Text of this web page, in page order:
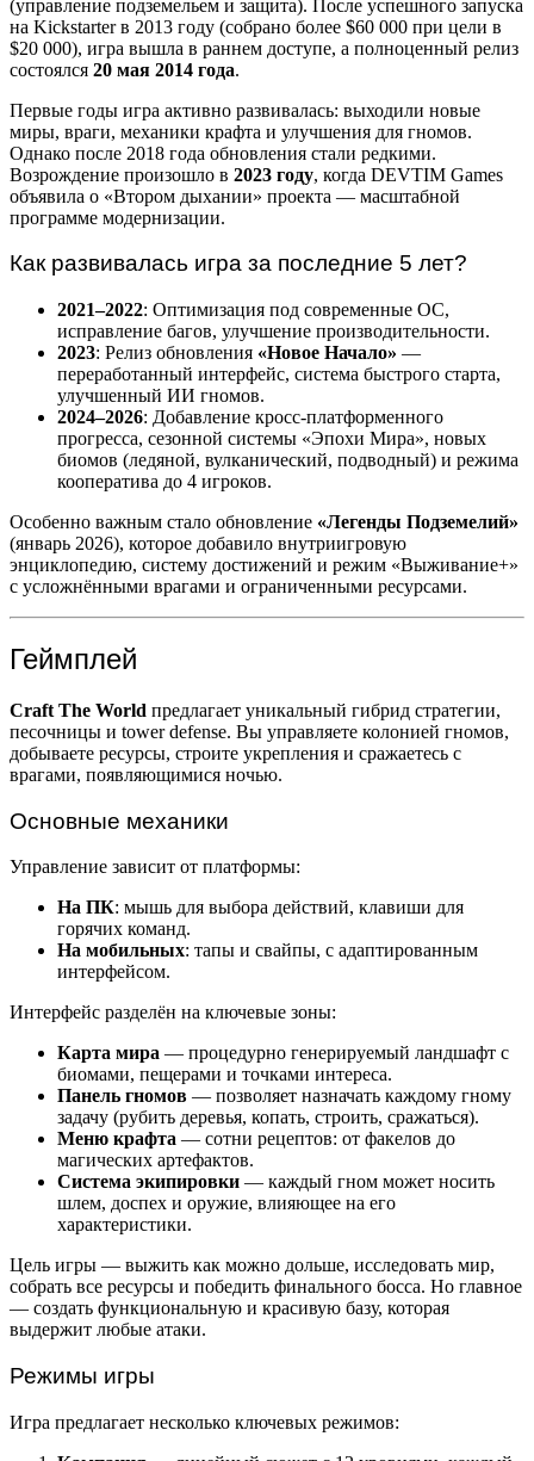
(управление подземельем и защита). После успешного запуска
на Kickstarter в 2013 году (собрано более $60 000 при цели в
$20 000), игра вышла в раннем доступе, а полноценный релиз
состоялся 20 мая 2014 года.
Первые годы игра активно развивалась: выходили новые
миры, враги, механики крафта и улучшения для гномов.
Однако после 2018 года обновления стали редкими.
Возрождение произошло в 2023 году, когда DEVTIM Games
объявила о «Втором дыхании» проекта — масштабной
программе модернизации.
Как развивалась игра за последние 5 лет?
2021–2022: Оптимизация под современные ОС,
исправление багов, улучшение производительности.
2023: Релиз обновления «Новое Начало» —
переработанный интерфейс, система быстрого старта,
улучшенный ИИ гномов.
2024–2026: Добавление кросс-платформенного
прогресса, сезонной системы «Эпохи Мира», новых
биомов (ледяной, вулканический, подводный) и режима
кооператива до 4 игроков.
Особенно важным стало обновление «Легенды Подземелий»
(январь 2026), которое добавило внутриигровую
энциклопедию, систему достижений и режим «Выживание+»
с усложнёнными врагами и ограниченными ресурсами.
Геймплей
Craft The World предлагает уникальный гибрид стратегии,
песочницы и tower defense. Вы управляете колонией гномов,
добываете ресурсы, строите укрепления и сражаетесь с
врагами, появляющимися ночью.
Основные механики
Управление зависит от платформы:
На ПК: мышь для выбора действий, клавиши для
горячих команд.
На мобильных: тапы и свайпы, с адаптированным
интерфейсом.
Интерфейс разделён на ключевые зоны:
Карта мира — процедурно генерируемый ландшафт с
биомами, пещерами и точками интереса.
Панель гномов — позволяет назначать каждому гному
задачу (рубить деревья, копать, строить, сражаться).
Меню крафта — сотни рецептов: от факелов до
магических артефактов.
Система экипировки — каждый гном может носить
шлем, доспех и оружие, влияющее на его
характеристики.
Цель игры — выжить как можно дольше, исследовать мир,
собрать все ресурсы и победить финального босса. Но главное
— создать функциональную и красивую базу, которая
выдержит любые атаки.
Режимы игры
Игра предлагает несколько ключевых режимов: